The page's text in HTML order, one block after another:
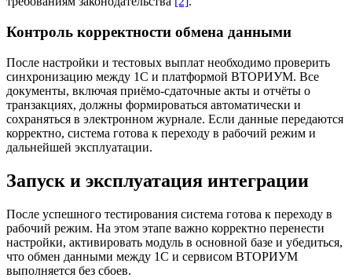
Контроль корректности обмена данными
После настройки и тестовых выплат необходимо проверить
синхронизацию между 1С и платформой ВТОРИУМ. Все
документы, включая приёмо‑сдаточные акты и отчёты о
транзакциях, должны формироваться автоматически и
сохраняться в электронном журнале. Если данные передаются
корректно, система готова к переходу в рабочий режим и
дальнейшей эксплуатации.
Запуск и эксплуатация интеграции
После успешного тестирования система готова к переходу в
рабочий режим. На этом этапе важно корректно перенести
настройки, активировать модуль в основной базе и убедиться,
что обмен данными между 1С и сервисом ВТОРИУМ
выполняется без сбоев.